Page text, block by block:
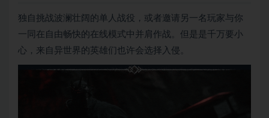
独自挑战波澜壮阔的单人战役，或者邀请另一名玩家与你
一同在自由畅快的在线模式中并肩作战。但是是千万要小
心，来自异世界的英雄们也许会选择入侵。